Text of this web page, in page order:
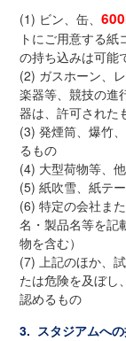
(1) ビン、缶、
トにご用意する
の持ち込みは可能
(2) ガスホーン、
楽器等、競技の進
器は、許可された
(3) 発煙筒、爆竹
るもの
(4) 大型荷物等、
(5) 紙吹雪、紙テ
(6) 特定の会社ま
名・製品名等を記
物を含む）
(7) 上記のほか、
たは危険を及ぼし
認めるもの
3. スタジアムへ